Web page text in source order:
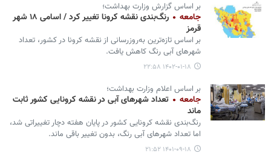
بر اساس گزارش وزارت بهداشت؛
جامعه
رنگ‌بندی نقشه کرونا تغییر کرد / اسامی ۱۸ شهر
قرمز
بر اساس تازه‌ترین به‌روزرسانی از نقشه کرونا در کشور، تعداد
شهرهای آبی رنگ کاهش یافت.
۱۴۰۲-۰۱-۱۸ ۲۲:۵۸
بر اساس اعلام وزارت بهداشت؛
جامعه
تعداد شهرهای آبی در نقشه کرونایی کشور ثابت
ماند
رنگ‌بندی نقشه کرونایی کشور در پایان هفته دچار تغییراتی شد،
اما تعداد شهرهای آبی رنگ، بدون تغییر باقی ماند.
۱۴۰۱-۰۹-۱۸ ۲۱:۵۲